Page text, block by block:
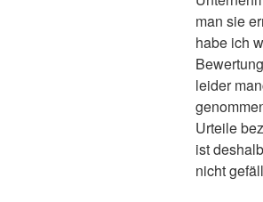
man sie
habe ich
leider
Urteile
ist
nicht